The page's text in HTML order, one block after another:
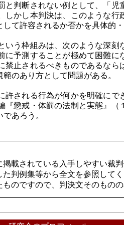
判断されない例として、「
かし本判決は、このような
て許容されるか否かを具体的
いう枠組みは、次のような深
に予測することが極めて困難
禁止されるべきものであるな
のあり方として問題がある。
される行為が何かを明確に
『懲戒・体罰の法制と実態』
あろう。
載されている入手しやすい裁
判例集等から全文を参照して
のですので、判決文そのもの